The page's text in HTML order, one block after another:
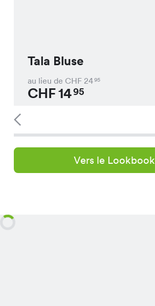
Tala Bluse
au lieu de CHF 2495
CHF1495
Vers le Lookbook